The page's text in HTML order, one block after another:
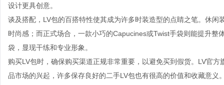
设计更具创意。
谈及搭配，LV包的百搭特性使其成为许多时装造型的点睛之笔。休
时尚感；而正式场合，一款小巧的Capucines或Twist手袋则能提升
袋，显现干练和专业形象。
购买LV包时，确保购买渠道正规非常重要，以避免买到假货。LV官
品市场的兴起，许多保存良好的二手LV包也有很高的价值和收藏意